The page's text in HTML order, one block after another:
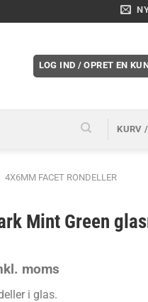
LOG IND / OPRET EN
KURV
4X6MM FACET RONDELLER
Mint Green
moms
i glas.